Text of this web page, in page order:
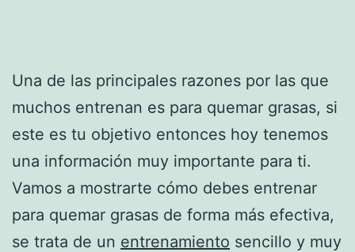
Una de las principales razones por las que
muchos entrenan es para quemar grasas, si
este es tu objetivo entonces hoy tenemos
una información muy importante para ti.
Vamos a mostrarte cómo debes entrenar
para quemar grasas de forma más efectiva,
se trata de un entrenamiento sencillo y muy